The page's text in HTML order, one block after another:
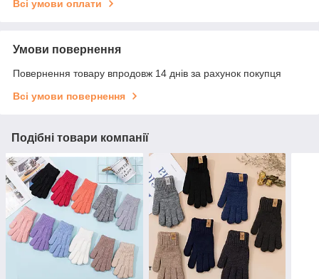
Всі умови оплати
Умови повернення
Повернення товару впродовж 14 днів за рахунок покупця
Всі умови повернення
Подібні товари компанії